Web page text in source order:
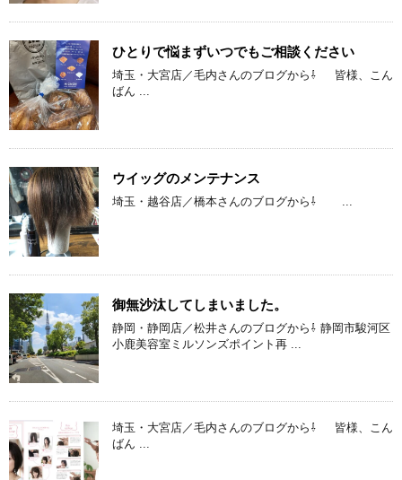
ひとりで悩まずいつでもご相談ください
埼玉・大宮店／毛内さんのブログから⇩ 皆様、こん
ばん ...
ウイッグのメンテナンス
埼玉・越谷店／橋本さんのブログから⇩ ...
御無沙汰してしまいました。
静岡・静岡店／松井さんのブログから⇩ 静岡市駿河区
小鹿美容室ミルソンズポイント再 ...
埼玉・大宮店／毛内さんのブログから⇩ 皆様、こん
ばん ...